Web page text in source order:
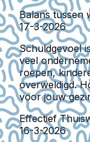
Balans tussen
17-3-2026
Schuldgevoel
veel
roepen,
overweldigd.
voor jouw
Effectief
16-3-2026